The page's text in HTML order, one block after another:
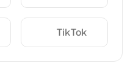
TikTok